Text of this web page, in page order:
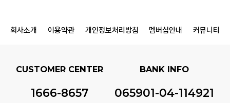
회사소개 이용약관 개인정보처리방침 멤버십안내 커뮤니티
CUSTOMER CENTER
1666-8657
BANK INFO
065901-04-114921